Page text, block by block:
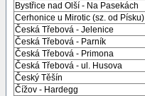
Bystřice nad Olší - Na Pasekách
Cerhonice u Mirotic (sz. od Písku)
Česká Třebová - Jelenice
Česká Třebová - Parník
Česká Třebová - Primona
Česká Třebová - ul. Husova
Český Těšín
Čížov - Hardegg